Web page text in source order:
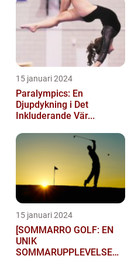
15 januari 2024
Paralympics: En
Djupdykning i Det
Inkluderande Vär...
15 januari 2024
[SOMMARRO GOLF: EN
UNIK
SOMMARUPPLEVELSE